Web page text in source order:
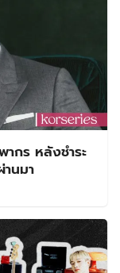
กร หลังชำระ
นมา